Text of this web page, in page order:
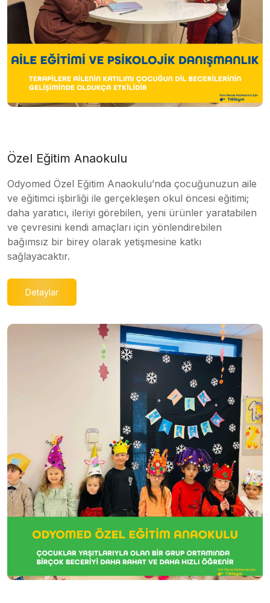
Özel Eğitim Anaokulu
Odyomed Özel Eğitim Anaokulu’nda çocuğunuzun aile
ve eğitimci işbirliği ile gerçekleşen okul öncesi eğitimi;
daha yaratıcı, ileriyi görebilen, yeni ürünler yaratabilen
ve çevresini kendi amaçları için yönlendirebilen
bağımsız bir birey olarak yetişmesine katkı
sağlayacaktır.
Detaylar